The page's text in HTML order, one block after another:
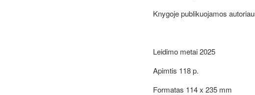
Knygoje publikuojamos
Leidimo metai 2025
Apimtis 118p.
Formatas 114x 235 mm